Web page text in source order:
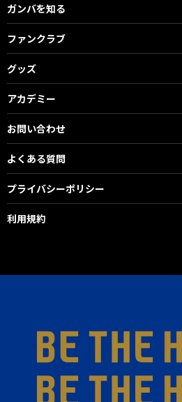
ガンバを知る
ファンクラブ
グッズ
アカデミー
お問い合わせ
よくある質問
プライバシーポリシー
利用規約